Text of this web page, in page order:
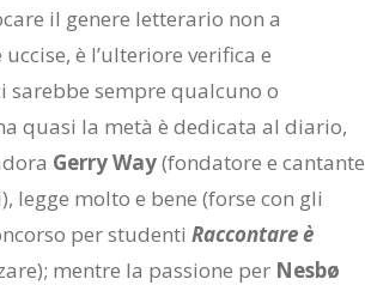
il genere letterario non a
è l’ulteriore verifica e
sarebbe sempre qualcuno o
quasi la metà è dedicata al diario,
Gerry Way(fondatore e cantante
legge molto e bene (forse con gli
per studenti Raccontare è
mentre la passione per Nesbø